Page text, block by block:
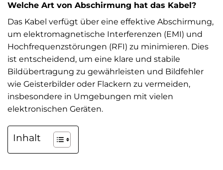
Welche Art von Abschirmung hat das Kabel?
Das Kabel verfügt über eine effektive Abschirmung,
um elektromagnetische Interferenzen (EMI) und
Hochfrequenzstörungen (RFI) zu minimieren. Dies
ist entscheidend, um eine klare und stabile
Bildübertragung zu gewährleisten und Bildfehler
wie Geisterbilder oder Flackern zu vermeiden,
insbesondere in Umgebungen mit vielen
elektronischen Geräten.
Inhalt